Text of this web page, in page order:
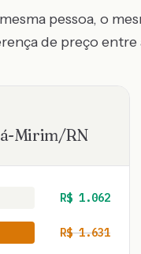
pessoa, o
de preço entre
Mirim/RN
R$ 1.062
R$1.631